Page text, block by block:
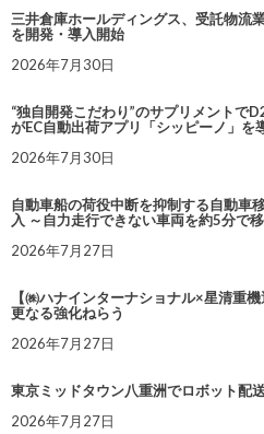
三井倉庫ホールディングス、受託物流
を開発・導入開始
2026年7月30日
“独自開発こだわり”のサプリメントで
がEC自動出荷アプリ「シッピーノ」を
2026年7月30日
自動車船の荷役中断を抑制する自動車
入 ～自力走行できない車両を約5分で
2026年7月27日
【㈱ハナインターナショナル×星清重
更なる強化ねらう
2026年7月27日
東京ミッドタウン八重洲でロボット配
2026年7月27日